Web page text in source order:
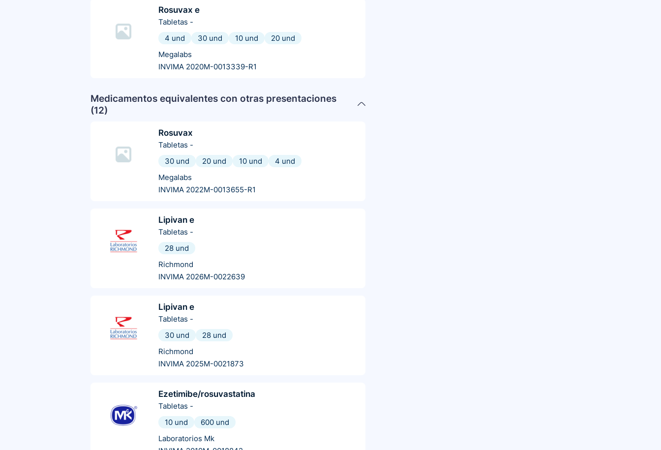
Rosuvax e
Tabletas -
4 und
30 und 10 und
20 und
Megalabs
INVIMA 2020M-0013339-R1
Medicamentos equivalentes con otras presentaciones
(12)
Rosuvax
Tabletas -
30 und
20 und 10 und
4 und
Megalabs
INVIMA 2022M-0013655-R1
Lipivan e
Tabletas -
28 und
Richmond
INVIMA 2026M-0022639
Lipivan e
Tabletas -
30 und
28 und
Richmond
INVIMA 2025M-0021873
Ezetimibe/rosuvastatina
Tabletas -
10 und
600 und
Laboratorios Mk